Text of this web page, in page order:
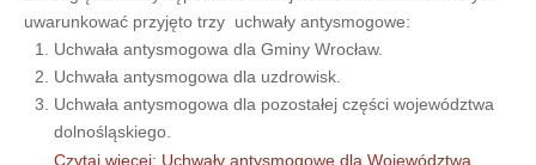
uwarunkować przyjęto trzy uchwały antysmogowe:
Uchwała antysmogowa dla Gminy Wrocław.
Uchwała antysmogowa dla uzdrowisk.
Uchwała antysmogowa dla pozostałej części województwa
dolnośląskiego.
Czytaj więcej: Uchwały antysmogowe dla Województwa